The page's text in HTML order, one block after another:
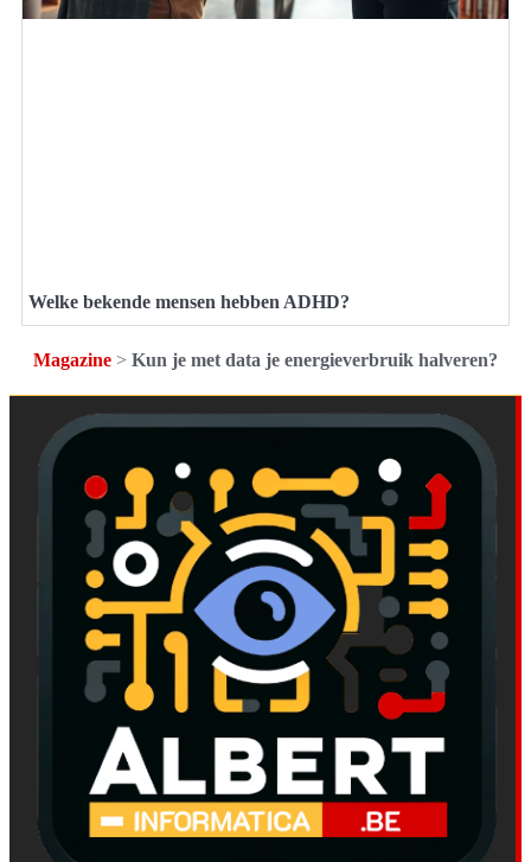
Welke bekende mensen hebben ADHD?
Magazine > Kun je met data je energieverbruik halveren?